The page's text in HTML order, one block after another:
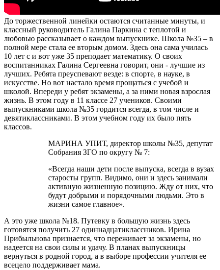
До торжественной линейки остаются считанные минуты, и
классный руководитель Галина Паркина с теплотой и
любовью рассказывает о каждом выпускнике. Школа №35 – в
полной мере стала ее вторым домом. Здесь она сама училась
10 лет с и вот уже 35 преподает математику. О своих
воспитанниках Галина Сергеевна говорит, они - лучшие из
лучших. Ребята преуспевают везде: в спорте, в науке, в
искусстве. Но вот настало время прощаться с учебой и
школой. Впереди у ребят экзамены, а за ними новая взрослая
жизнь. В этом году в 11 классе 27 учеников. Своими
выпускниками школа №35 гордится всегда, в том числе и
девятиклассниками. В этом учебном году их было пять
классов.
МАРИНА УПИТ, директор школы №35, депутат
Собрания ЗГО по округу № 7:
«Всегда наши дети после выпуска, всегда в вузах
старосты групп. Видимо, они и здесь занимали
активную жизненную позицию. Жду от них, что
будут добрыми и порядочными людьми. Это в
жизни самое главное».
А это уже школа №18. Путевку в большую жизнь здесь
готовятся получить 27 одиннадцатиклассников. Ирина
Прибыльнова признается, что переживает за экзамены, но
надеется на свои силы и удачу. В планах выпускницы
вернуться в родной город, а в выборе профессии учителя ее
всецело поддерживает мама.